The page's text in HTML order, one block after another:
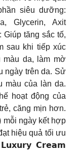
siêu dưỡng:
Glycerin, Axit
Giúp tăng sắc tố,
sau khi tiếp xúc
da, làm mờ
ngày trên da. Sử
màu của làn da.
hoạt động của
căng mịn hơn.
mỗi ngày kết hợp
hiệu quả tối ưu
𝗖𝗿𝗲𝗮𝗺